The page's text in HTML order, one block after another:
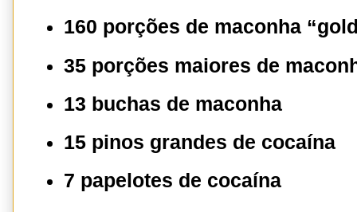
160 porções de maconha
35 porções maiores de
13 buchas de maconha
15 pinos grandes de cocaína
7 papelotes de cocaína